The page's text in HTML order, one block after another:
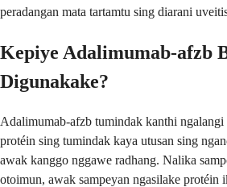
peradangan mata tartamtu sing diarani
Kepiye Adalimumab-afzb
Digunakake?
Adalimumab-afzb tumindak kanthi
protéin sing tumindak kaya utusan sing
awak kanggo nggawe radhang. Nalika
otoimun, awak sampeyan ngasilake protéin